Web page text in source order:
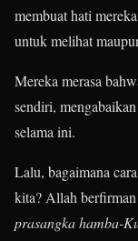
membuat hati
untuk melihat
Mereka merasa
sendiri,
selama ini.
Lalu, bagaimana
kita? Allah
prasangka hamba-